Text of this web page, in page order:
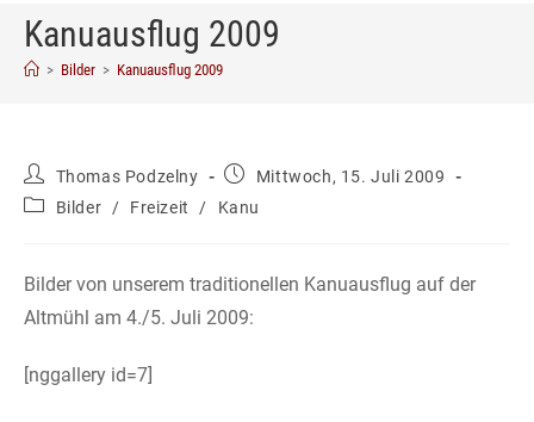
Kanuausflug 2009
> Bilder > Kanuausflug 2009
Beitrags-
Autor:
Thomas Podzelny
BeitragMittwoch, 15. Juli 2009
Beitrags-
Bilder / Freizeit / Kanu
Bilder von unserem traditionellen Kanuausflug auf der
Altmühl am 4./5. Juli 2009:
[nggallery id=7]